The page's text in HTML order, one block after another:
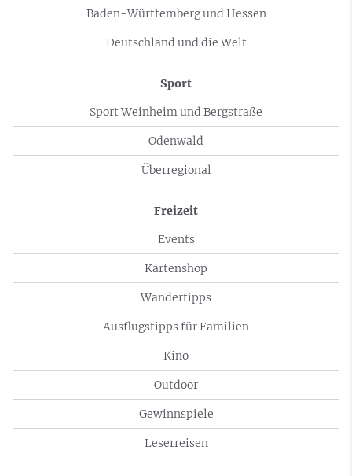
Baden-Württemberg und Hessen
Deutschland und die Welt
Sport
Sport Weinheim und Bergstraße
Odenwald
Überregional
Freizeit
Events
Kartenshop
Wandertipps
Ausflugstipps für Familien
Kino
Outdoor
Gewinnspiele
Leserreisen